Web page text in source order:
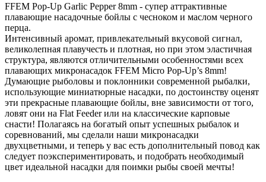
FFEM Pop-Up Garliс Pepper 8mm - супер аттрактивные
плавающие насадочные бойлы с чесноком и маслом черного
перца.
Интенсивный аромат, привлекательный вкусовой сигнал,
великолепная плавучесть и плотная, но при этом эластичная
структура, являются отличительными особенностями всех
плавающих микронасадок FFEM Micro Pop-Up’s 8mm!
Думающие рыболовы и поклонники современной рыбалки,
использующие миниатюрные насадки, по достоинству оценят
эти прекрасные плавающие бойлы, вне зависимости от того,
ловят они на Flat Feeder или на классические карповые
снасти! Полагаясь на богатый опыт успешных рыбалок и
соревнований, мы сделали наши микронасадки
двухцветными, и теперь у вас есть дополнительный повод как
следует поэкспериментировать, и подобрать необходимый
цвет идеальной насадки для поимки рыбы своей мечты!